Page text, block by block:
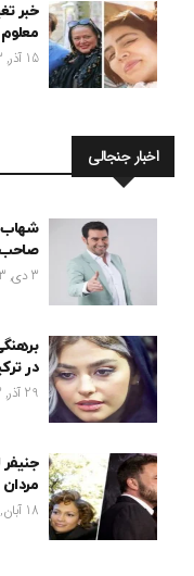
خبر
15 آذر, 1403
اخبار جنجالی
شهاب
صاحب
3 دی, 1403
در
29 آذر, 1403
جنیفر
18 آبان, 1403